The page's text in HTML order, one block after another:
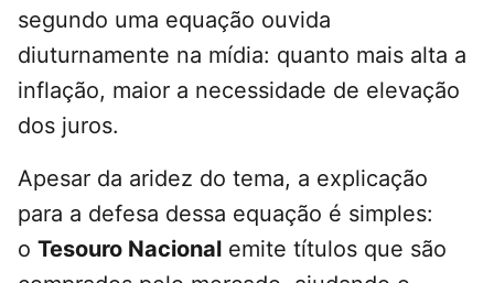
segundo uma equação ouvida
diuturnamente na mídia: quanto mais alta a
inflação, maior a necessidade de elevação
dos juros.
Apesar da aridez do tema, a explicação
para a defesa dessa equação é simples:
o Tesouro Nacional emite títulos que são